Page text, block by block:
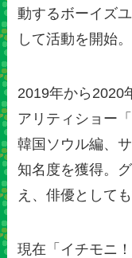
動するボーイズ
して活動を開始。
2019年から2020
アリティショー
韓国ソウル編、
知名度を獲得。
え、俳優として
現在「イチモニ